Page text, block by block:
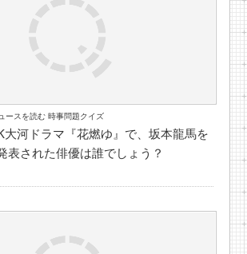
ースを読む 時事問題クイズ
大河ドラマ『花燃ゆ』で、坂本龍馬を
表された俳優は誰でしょう？